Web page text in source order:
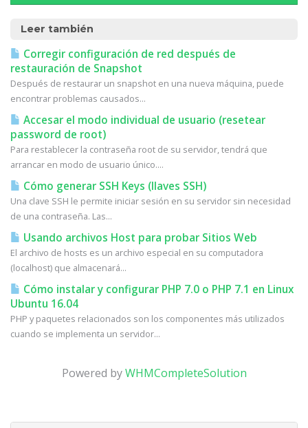
Leer también
Corregir configuración de red después de
restauración de Snapshot
Después de restaurar un snapshot en una nueva máquina, puede
encontrar problemas causados...
Accesar el modo individual de usuario (resetear
password de root)
Para restablecer la contraseña root de su servidor, tendrá que
arrancar en modo de usuario único....
Cómo generar SSH Keys (llaves SSH)
Una clave SSH le permite iniciar sesión en su servidor sin necesidad
de una contraseña. Las...
Usando archivos Host para probar Sitios Web
El archivo de hosts es un archivo especial en su computadora
(localhost) que almacenará...
Cómo instalar y configurar PHP 7.0 o PHP 7.1 en Linux
Ubuntu 16.04
PHP y paquetes relacionados son los componentes más utilizados
cuando se implementa un servidor...
Powered byWHMCompleteSolution